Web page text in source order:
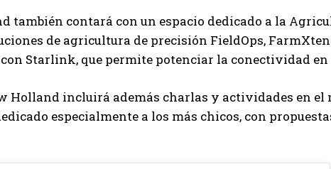
la Política de Privacidad.
también contará con un espacio dedicado a la
de agricultura de precisión FieldOps,
Starlink, que permite potenciar la conectividad en
Holland incluirá además charlas y actividades en el
especialmente a los más chicos, con